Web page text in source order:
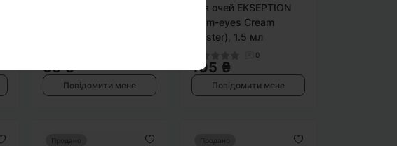
95 ₴
Повідомити мене
для очей EKSEPTION
Ultim-eyes Cream
(Tester), 1.5 мл
0
105 ₴
Повідомити мене
Продано Продано